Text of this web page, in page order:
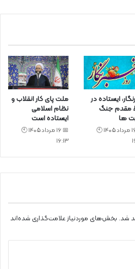
ایستاده در
مقدم جنگ
ها
📅 16 مرداد 1405 🕙
ملت پای کار انقلاب و
نظام اسلامی
ایستاده است
📅 16 مرداد 1405 🕙
16:13
شد. بخش‌های موردنیاز علامت‌گذاری شده‌اند